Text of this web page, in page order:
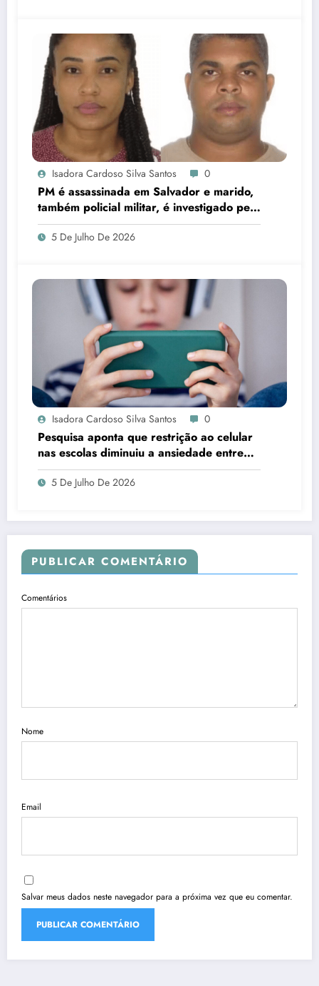
Isadora Cardoso Silva Santos 0
PM é assassinada em Salvador e marido,
também policial militar, é investigado pelo
crime
5 De Julho De 2026
Isadora Cardoso Silva Santos 0
Pesquisa aponta que restrição ao celular
nas escolas diminuiu a ansiedade entre
estudantes
5 De Julho De 2026
PUBLICAR COMENTÁRIO
Comentários
Nome
Email
Salvar meus dados neste navegador para a próxima vez que eu comentar.